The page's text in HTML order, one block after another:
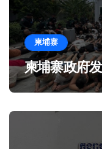
柬埔寨
柬埔寨政府